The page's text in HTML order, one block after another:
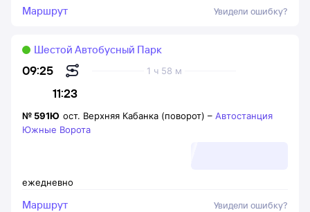
Маршрут Увидели ошибку?
09:25
11:23
1 ч 58 м
Шестой Автобусный Парк
ежедневно
№ 591Ю ост. Верхняя Кабанка (поворот) – Автостанция
Южные Ворота
Маршрут Увидели ошибку?